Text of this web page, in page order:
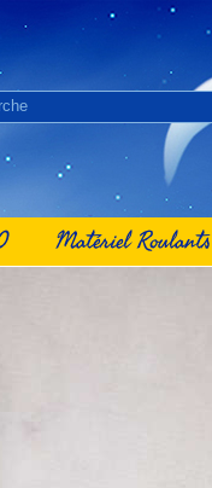
Matériel Roulants